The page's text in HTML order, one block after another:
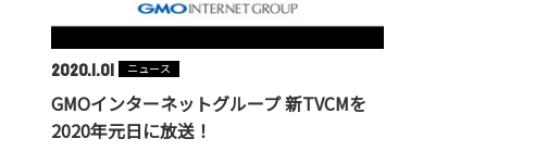
2020.1.01 ニュース
GMOインターネットグループ 新TVCMを
2020年元日に放送！